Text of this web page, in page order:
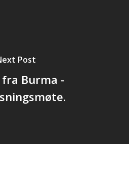
Post
fra Burma -